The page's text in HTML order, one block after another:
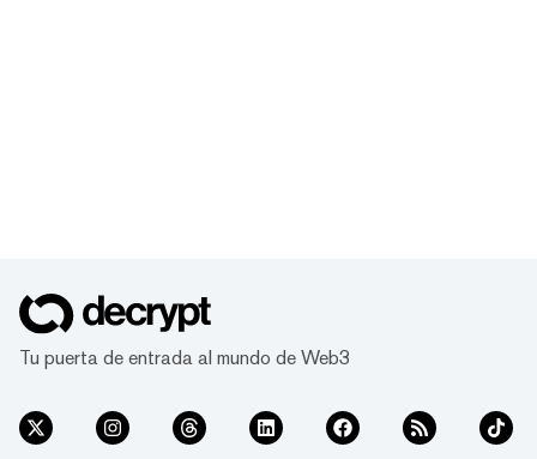
Tu puerta de entrada al mundo de Web3